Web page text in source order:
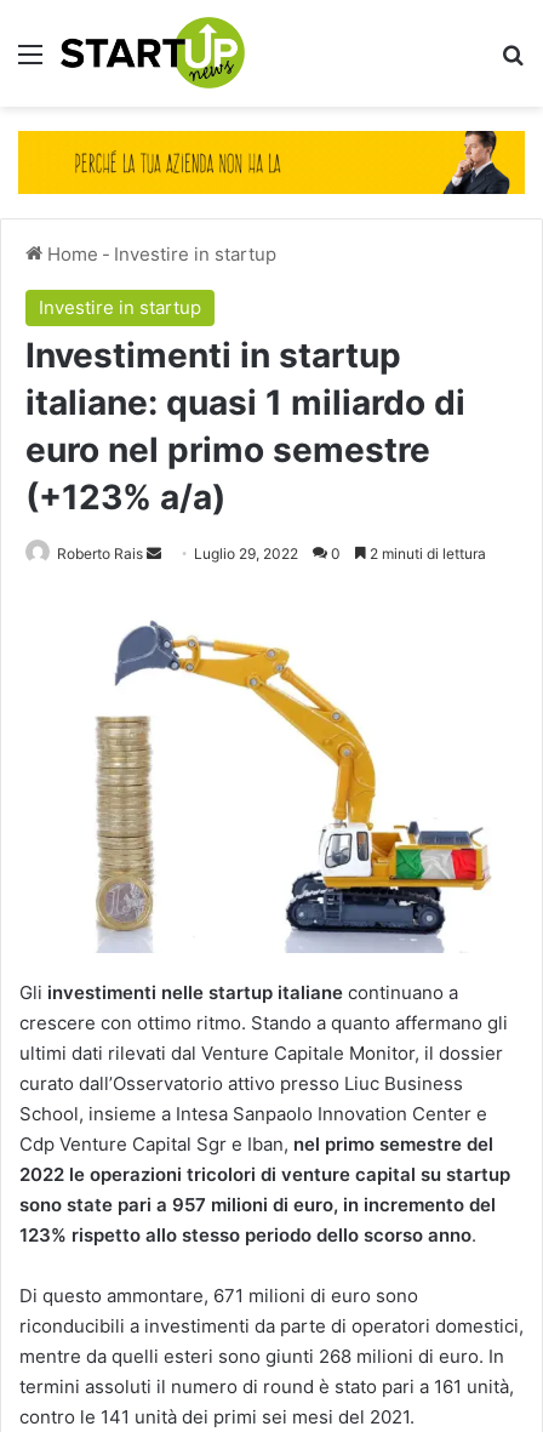
Menu
Home - Investire in startup
Investire in startup
Investimenti in startup
italiane: quasi 1 miliardo di
euro nel primo semestre
(+123% a/a)
Roberto Rais
Invia Luglio 29, 2022 0 2 minuti di lettura
Gli investimenti nelle startup italiane continuano a
crescere con ottimo ritmo. Stando a quanto affermano gli
ultimi dati rilevati dal Venture Capitale Monitor, il dossier
curato dall’Osservatorio attivo presso Liuc Business
School, insieme a Intesa Sanpaolo Innovation Center e
Cdp Venture Capital Sgr e Iban, nel primo semestre del
2022 le operazioni tricolori di venture capital su startup
sono state pari a 957 milioni di euro, in incremento del
123% rispetto allo stesso periodo dello scorso anno.
Di questo ammontare, 671 milioni di euro sono
riconducibili a investimenti da parte di operatori domestici,
mentre da quelli esteri sono giunti 268 milioni di euro. In
termini assoluti il numero di round è stato pari a 161 unità,
contro le 141 unità dei primi sei mesi del 2021.